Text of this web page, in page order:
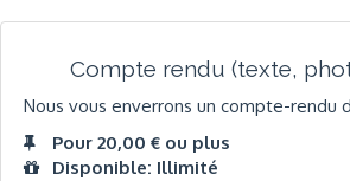
Compte rendu (texte,
Nous vous enverrons un compte-rendu
Pour 20,00 € ou plus
Disponible: Illimité